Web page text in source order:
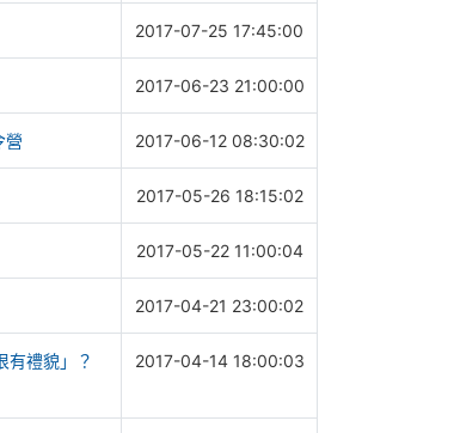
2017-07-25 17:45:00
2017-06-23 21:00:00
營 2017-06-12 08:30:02
2017-05-26 18:15:02
2017-05-22 11:00:04
2017-04-21 23:00:02
有禮貌」？
2017-04-14 18:00:03